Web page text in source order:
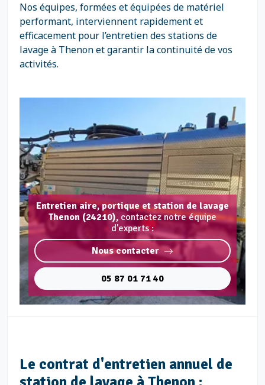
Nos équipes, formées et équipées de matériel
performant, interviennent rapidement et
efficacement pour l’entretien des stations de
lavage à Thenon et garantir la continuité de vos
activités.
Entretien aire, portique et station de lavage
Thenon (24210), contactez notre équipe
d'experts :
Nous contacter
05 87 01 71 40
Le contrat d'entretien annuel de